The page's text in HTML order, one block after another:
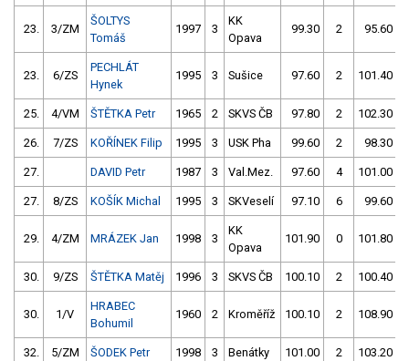
23. 3/ZM
ŠOLTYS
Tomáš
1997 3
KK
Opava
99.30 2 95.60
23. 6/ZS
PECHLÁT
Hynek
1995 3 Sušice 97.60 2 101.40
25. 4/VM ŠTĚTKA Petr 1965 2 SKVS ČB 97.80 2 102.30
26. 7/ZS KOŘÍNEK Filip 1995 3 USK Pha 99.60 2 98.30
27. DAVID Petr 1987 3 Val.Mez. 97.60 4 101.00
27. 8/ZS KOŠÍK Michal 1995 3 SKVeselí 97.10 6 99.60
29. 4/ZM MRÁZEK Jan 1998 3
KK
Opava
101.90 0 101.80
30. 9/ZS ŠTĚTKA Matěj 1996 3 SKVS ČB 100.10 2 100.40
30. 1/V
HRABEC
Bohumil
1960 2 Kroměříž 100.10 2 108.90
32. 5/ZM ŠODEK Petr 1998 3 Benátky 101.00 2 103.20